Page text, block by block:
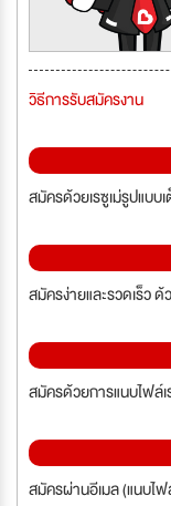
วิธีการรับสมัครงาน
สมัครด้วยเรซูเม่รูปแบ
สมัครง่ายและรวดเร็ว
สมัครด้วยการแนบไฟล์
สมัครผ่านอีเมล (แนบไ